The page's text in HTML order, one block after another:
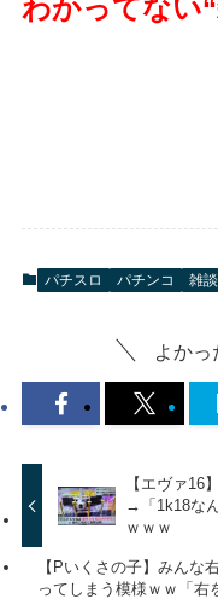
わかってない
パチスロ パチンコ 雑談
よかっ
【エヴァ16
→「1k18な
ｗｗｗ
【Pいくさの子】みんな
ってしまう模様ｗｗ「右